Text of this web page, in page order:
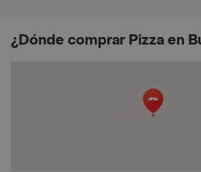
¿Dónde comprar Pizza en